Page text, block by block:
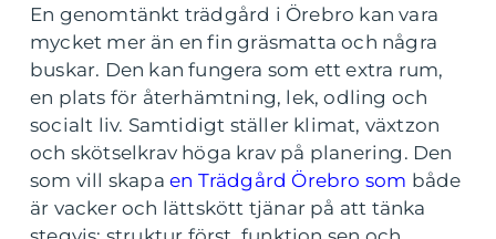
En genomtänkt trädgård i Örebro kan vara
mycket mer än en fin gräsmatta och några
buskar. Den kan fungera som ett extra rum,
en plats för återhämtning, lek, odling och
socialt liv. Samtidigt ställer klimat, växtzon
och skötselkrav höga krav på planering. Den
som vill skapa en Trädgård Örebro som både
är vacker och lättskött tjänar på att tänka